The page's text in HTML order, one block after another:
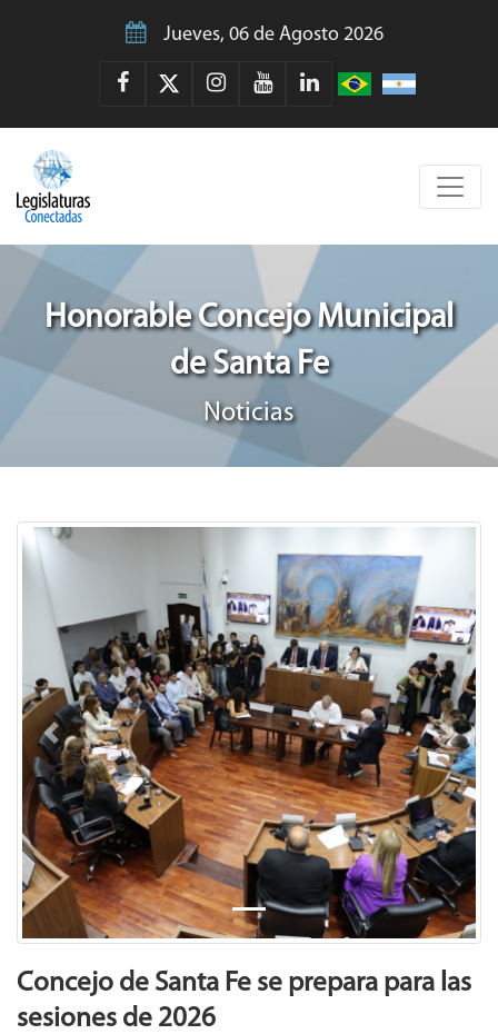
Jueves, 06 de Agosto 2026
Honorable Concejo Municipal
de Santa Fe
Noticias
Previous Next
Concejo de Santa Fe se prepara para las
sesiones de 2026